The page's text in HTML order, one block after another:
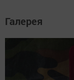
Галерея